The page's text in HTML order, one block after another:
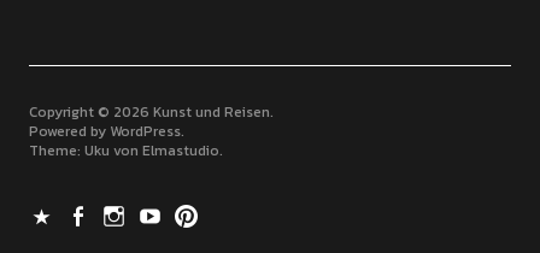
Copyright © 2026 Kunst und Reisen
Powered by WordPress
Theme: Uku von Elmastudio